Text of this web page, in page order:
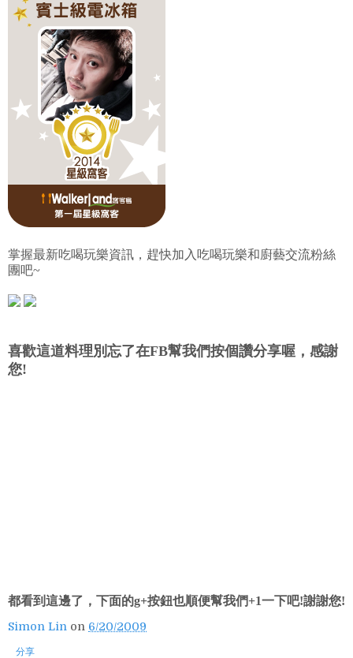
掌握最新吃喝玩樂資訊，趕快加入吃喝玩樂和廚藝交流粉絲
團吧~
喜歡這道料理別忘了在FB幫我們按個讚分享喔，感謝
您!
都看到這邊了，下面的g+按鈕也順便幫我們+1一下吧!謝謝您!
Simon Lin on 6/20/2009
分享